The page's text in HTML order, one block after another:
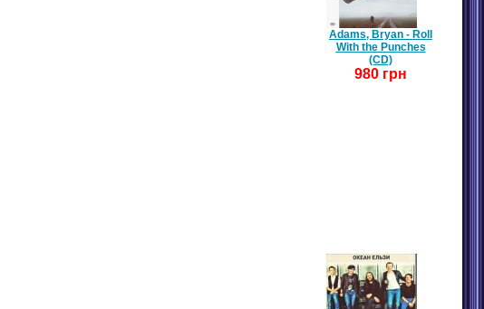
Adams, Bryan - Roll
With the Punches
(CD)
980 грн